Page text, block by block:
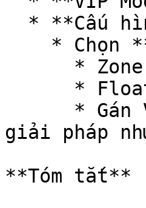
giải pháp
**Tóm tắt**